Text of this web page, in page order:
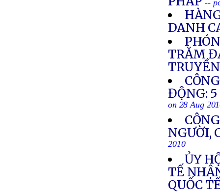
--
DANH
TRĂM
TRUYỀN
ĐỘNG:
on 28 Aug
NGƯỜI,
2010
ỦY
TẾ
QUỐC